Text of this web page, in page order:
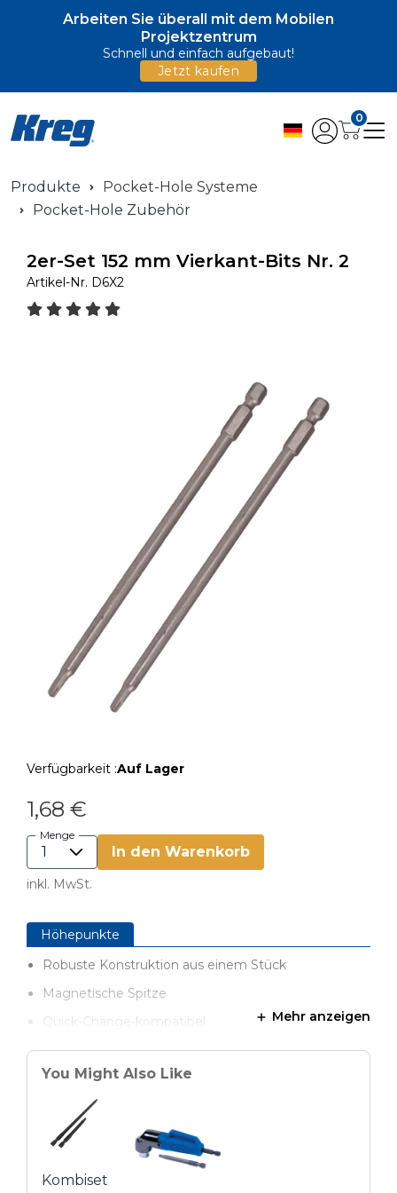
Arbeiten Sie überall mit dem Mobilen
Projektzentrum
Schnell und einfach aufgebaut!
Jetzt kaufen
0
Produkte
Pocket-Hole Systeme
Pocket-Hole Zubehör
2er-Set 152 mm Vierkant-Bits Nr. 2
Artikel-Nr. D6X2
Verfügbarkeit :Auf Lager
1,68 €
Menge
In den Warenkorb
inkl. MwSt.
Höhepunkte
Robuste Konstruktion aus einem Stück
Magnetische Spitze
Quick-Change-kompatibel
Mehr anzeigen
You Might Also Like
Kombiset